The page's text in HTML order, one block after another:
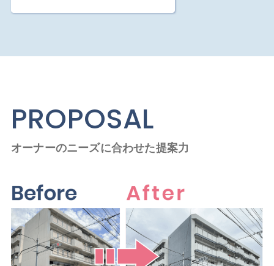
PROPOSAL
オーナーのニーズに合わせた提案力